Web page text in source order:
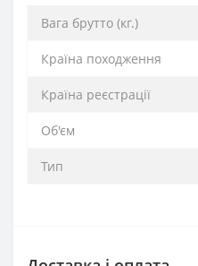
Вага брутто (кг.)
Країна походження
Країна реєстрації
Об'єм
Тип